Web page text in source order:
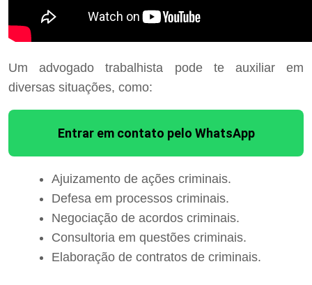
Um advogado trabalhista pode te auxiliar em
diversas situações, como:
Entrar em contato pelo WhatsApp
Ajuizamento de ações criminais.
Defesa em processos criminais.
Negociação de acordos criminais.
Consultoria em questões criminais.
Elaboração de contratos de criminais.